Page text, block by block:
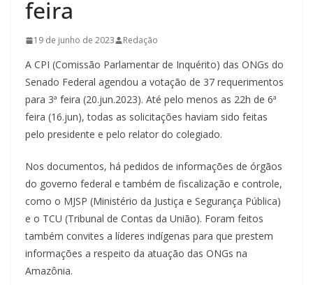
feira
19 de junho de 2023 Redação
A CPI (Comissão Parlamentar de Inquérito) das ONGs do
Senado Federal agendou a votação de 37 requerimentos
para 3ª feira (20.jun.2023). Até pelo menos as 22h de 6ª
feira (16.jun), todas as solicitações haviam sido feitas
pelo presidente e pelo relator do colegiado.
Nos documentos, há pedidos de informações de órgãos
do governo federal e também de fiscalização e controle,
como o MJSP (Ministério da Justiça e Segurança Pública)
e o TCU (Tribunal de Contas da União). Foram feitos
também convites a líderes indígenas para que prestem
informações a respeito da atuação das ONGs na
Amazônia.